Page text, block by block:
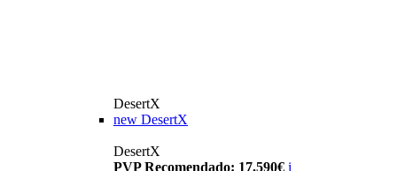
DesertX
new DesertX
DesertX
PVP Recomendado: 17.590€ i